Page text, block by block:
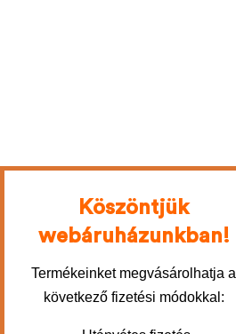
Köszöntjük
webáruházunkban!
Termékeinket megvásárolhatja a
következő fizetési módokkal: